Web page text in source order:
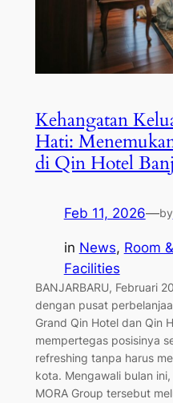
Kehangatan
Hati:
di Qin Hotel
Feb 11, 2026—by
in News, Room
Facilities
BANJARBARU, Februari
dengan pusat
Grand Qin Hotel dan Qin
mempertegas posisinya
refreshing tanpa harus
kota. Mengawali bulan
MORA Group tersebut